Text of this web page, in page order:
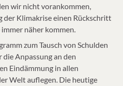
wir nicht vorankommen,
der Klimakrise einen Rückschritt
näher kommen.
zum Tausch von Schulden
Anpassung an den
Eindämmung in allen
Welt auflegen. Die heutige